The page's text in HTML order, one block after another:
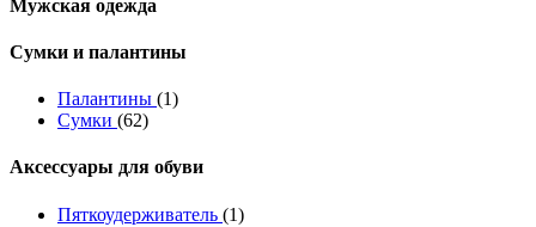
Мужская одежда
Сумки и палантины
Палантины (1)
Сумки (62)
Аксессуары для обуви
Пяткоудерживатель (1)